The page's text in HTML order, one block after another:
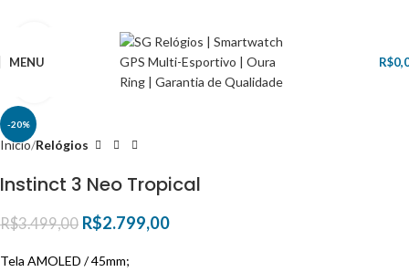
MENU R$
-20%
Assistir vídeo
Clique para ampliar
Início Relógios
Instinct 3 Neo Tropical
R$3.499,00 R$2.799,00
Tela AMOLED / 45mm;